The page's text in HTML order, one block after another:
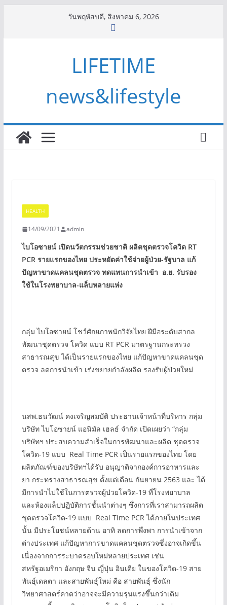
วันพฤหัสบดี, สิงหาคม 6, 2026
LIFETIME
news&lifestyle
HEALTH
14/09/2021 admin
ไบโอซายน์ เปิดนวัตกรรมช่วยชาติ ผลิตชุดตรวจโควิด RT
PCR รายแรกของไทย ประหยัดค่าใช้จ่ายผู้ป่วย-รัฐบาล แก้
ปัญหาขาดแคลนชุดตรวจ ทดแทนการนำเข้า อ.ย. รับรอง
ใช้ในโรงพยาบาล-แล็บหลายแห่ง
กลุ่ม ไบโอซายน์ โชว์ศักยภาพนักวิจัยไทย ฝีมือระดับสากล
พัฒนาชุดตรวจ โควิด แบบ RT PCR มาตรฐานกระทรวง
สาธารณสุข ได้เป็นรายแรกของไทย แก้ปัญหาขาดแคลนชุด
ตรวจ ลดการนำเข้า เร่งขยายกำลังผลิต รองรับผู้ป่วยใหม่
นสพ.ธนวัฒน์ คงเจริญสมบัติ ประธานเจ้าหน้าที่บริหาร กลุ่ม
บริษัท ไบโอซายน์ แอนิมัล เฮลธ์ จำกัด เปิดเผยว่า “กลุ่ม
บริษัทฯ ประสบความสำเร็จในการพัฒนาและผลิต ชุดตรวจ
โควิด-19 แบบ Real Time PCR เป็นรายแรกของไทย โดย
ผลิตภัณฑ์ของบริษัทฯได้รับ อนุญาติจากองค์การอาหารและ
ยา กระทรวงสาธารณสุข ตั้งแต่เดือน กันยายน 2563 และ ได้
มีการนำไปใช้ในการตรวจผู้ป่วยโควิด-19 ที่โรงพยาบาล
และห้องแล็ปปฏิบัติการชั้นนำต่างๆ ซึ่งการที่เราสามารถผลิต
ชุดตรวจโควิด-19 แบบ Real Time PCR ได้ภายในประเทศ
นั้น มีประโยชน์หลายด้าน อาทิ ลดการพึ่งพา การนำเข้าจาก
ต่างประเทศ แก้ปัญหาการขาดแคลนชุดตรวจซึ่งอาจเกิดขึ้น
เนื่องจากการระบาดรอบใหม่หลายประเทศ เช่น
สหรัฐอเมริกา อังกฤษ จีน ญี่ปุ่น อินเดีย ในของโควิด-19 สาย
พันธุ์เดลตา และสายพันธุ์ใหม่ คือ สายพันธุ์ ซึ่งนัก
วิทยาศาสตร์คาดว่าอาจจะมีความรุนแรงขึ้นกว่าเดิม